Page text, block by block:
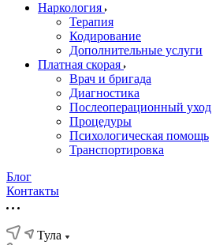
Наркология
Терапия
Кодирование
Дополнительные услуги
Платная скорая
Врач и бригада
Диагностика
Послеоперационный уход
Процедуры
Психологическая помощь
Транспортировка
Блог
Контакты
Тула